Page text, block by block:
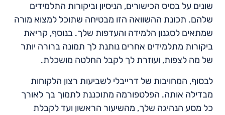
שונים על בסיס הכישורים, הניסיון וביקורות התלמידים
שלהם. תכונת ההשוואה הזו מבטיחה שתוכל למצוא מורה
שמתאים לסגנון הלמידה והעדפות שלך. בנוסף, קריאת
ביקורות מתלמידים אחרים נותנת לך תמונה ברורה יותר
של מה לצפות, ועוזרת לך לקבל החלטה מושכלת.
לבסוף, המחויבות של דרייבלי לשביעות רצון הלקוחות
מבדילה אותה. הפלטפורמה מתוכננת לתמוך בך לאורך
כל מסע הנהיגה שלך, מהשיעור הראשון ועד לקבלת